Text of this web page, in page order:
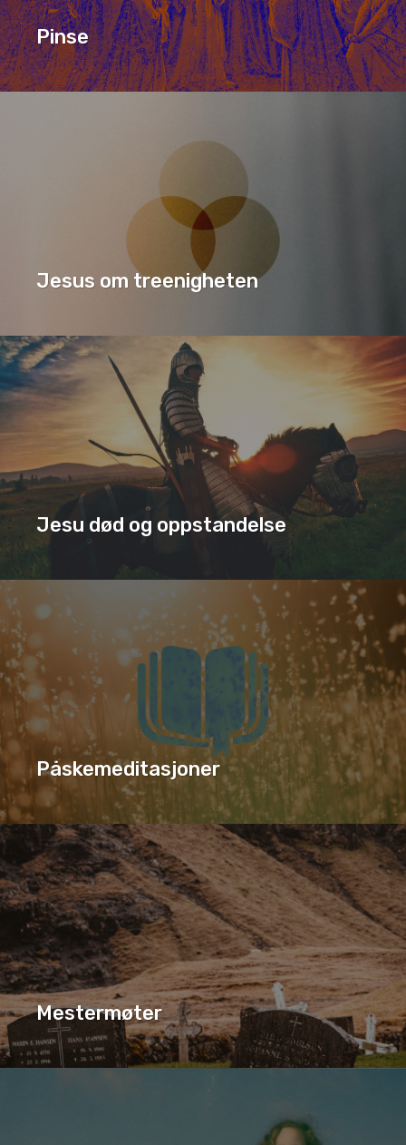
Pinse
Jesus om treenigheten
JESUS OM TREENIGHETEN
Jesu død og oppstandelse
JESU DØD OG OPPSTANDELSE SERIE
Påskemeditasjoner
PÅSKEMEDITASJONER SERIE
Mestermøter